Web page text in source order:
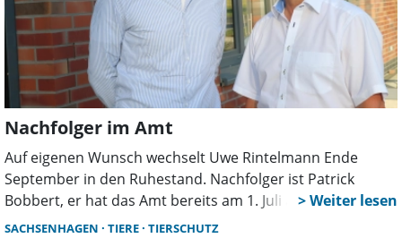
Nachfolger im Amt
Auf eigenen Wunsch wechselt Uwe Rintelmann Ende
September in den Ruhestand. Nachfolger ist Patrick
Bobbert, er hat das Amt bereits am 1. Juli angetreten. Er
ist Leiter des Bau- und Ordnungsamtes sowie der
SACHSENHAGEN TIERE TIERSCHUTZ